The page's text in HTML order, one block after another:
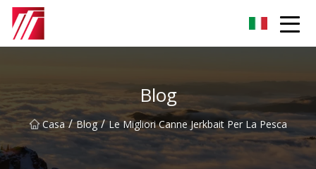
Blog
Casa / Blog / Le Migliori Canne Jerkbait Per La Pesca